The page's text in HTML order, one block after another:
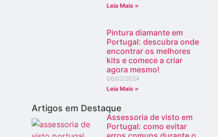
Leia Mais »
Pintura diamante em
Portugal: descubra onde
encontrar os melhores
kits e comece a criar
agora mesmo!
06/02/2024
Leia Mais »
Artigos em Destaque
Assessoria de visto em
Portugal: como evitar